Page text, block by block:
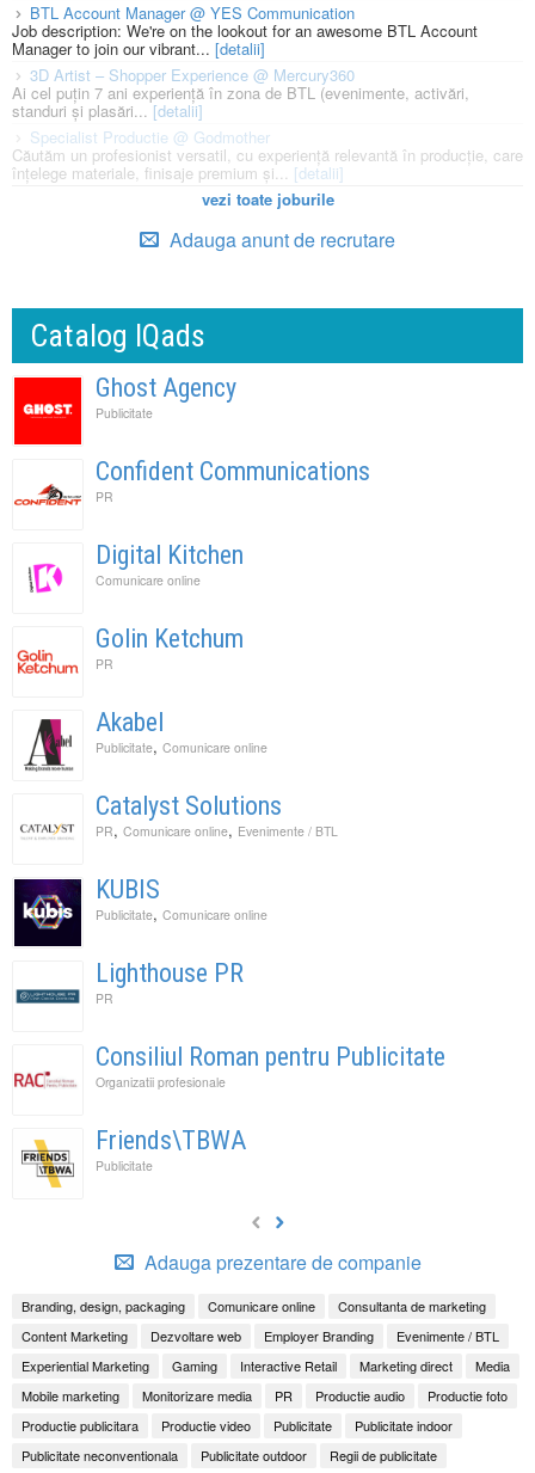
BTL Account Manager @ YES Communication
Job description: We're on the lookout for an awesome BTL Account
Manager to join our vibrant... [detalii]
3D Artist – Shopper Experience @ Mercury360
Ai cel puțin 7 ani experiență în zona de BTL (evenimente, activări,
standuri și plasări... [detalii]
Specialist Productie @ Godmother
Căutăm un profesionist versatil, cu experiență relevantă în producție, care
înțelege materiale, finisaje premium și... [detalii]
vezi toate joburile
Adauga anunt de recrutare
Catalog IQads
Ghost Agency
Publicitate
Confident Communications
PR
Digital Kitchen
Comunicare online
Golin Ketchum
PR
Akabel
Publicitate, Comunicare online
Catalyst Solutions
PR, Comunicare online, Evenimente / BTL
KUBIS
Publicitate, Comunicare online
Lighthouse PR
PR
Consiliul Roman pentru Publicitate
Organizatii profesionale
Friends\TBWA
Publicitate
Adauga prezentare de companie
Branding, design, packaging Comunicare online
Consultanta de marketing
Content Marketing
Dezvoltare web Employer Branding
Evenimente / BTL
Experiential Marketing
Gaming Interactive Retail Marketing direct
Media
Mobile marketing
Monitorizare media PR Productie audio
Productie foto
Productie publicitara
Productie video Publicitate
Publicitate indoor
Publicitate neconventionala
Publicitate outdoor Regii de publicitate